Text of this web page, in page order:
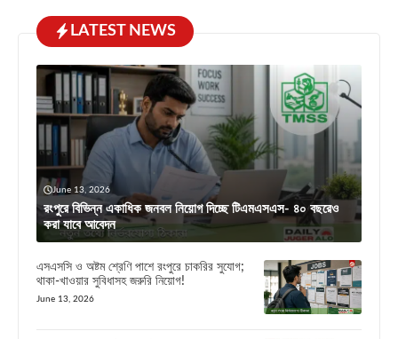
LATEST NEWS
June 13, 2026
রংপুরে বিভিন্ন একাধিক জনবল নিয়োগ দিচ্ছে টিএমএসএস- ৪০ বছরেও
করা যাবে আবেদন
এসএসসি ও অষ্টম শ্রেণি পাশে রংপুরে চাকরির সুযোগ;
থাকা-খাওয়ার সুবিধাসহ জরুরি নিয়োগ!
June 13, 2026